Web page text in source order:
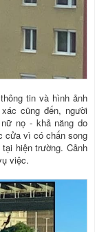
tin và hình ảnh
cũng đến, người
nọ - khả năng do
cửa vì có chấn song
hiện trường. Cảnh
việc.